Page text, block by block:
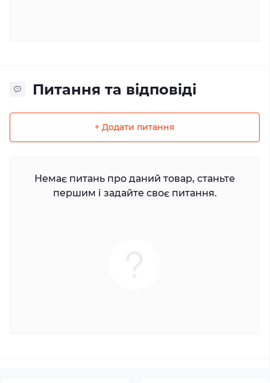
Питання та відповіді
+ Додати питання
Немає питань про даний товар, станьте
першим і задайте своє питання.